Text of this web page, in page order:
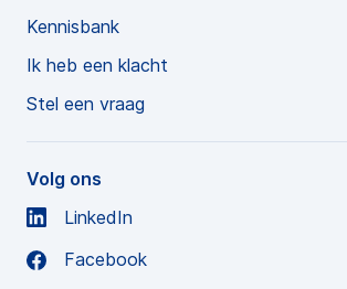
Kennisbank
Ik heb een klacht
Stel een vraag
Volg ons
LinkedIn
Facebook